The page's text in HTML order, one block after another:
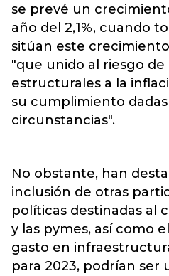
se prevé un
año del 2,1%, cuando
sitúan este
"que unido al riesgo de
estructurales a la
su cumplimiento
circunstancias".
No obstante, han
inclusión de otras
políticas destinadas al
y las pymes, así como
gasto en
para 2023, podrían ser